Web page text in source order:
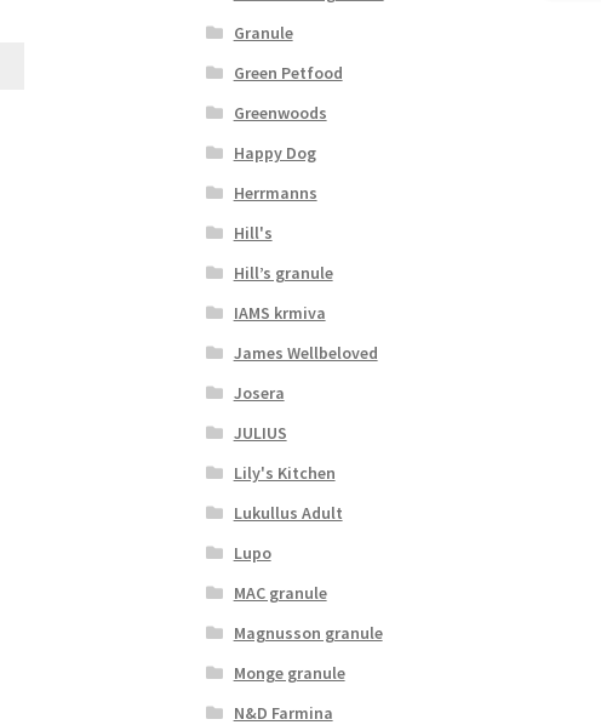
Granule
Green Petfood
Greenwoods
Happy Dog
Herrmanns
Hill's
Hill’s granule
IAMS krmiva
James Wellbeloved
Josera
JULIUS
Lily's Kitchen
Lukullus Adult
Lupo
MAC granule
Magnusson granule
Monge granule
N&D Farmina